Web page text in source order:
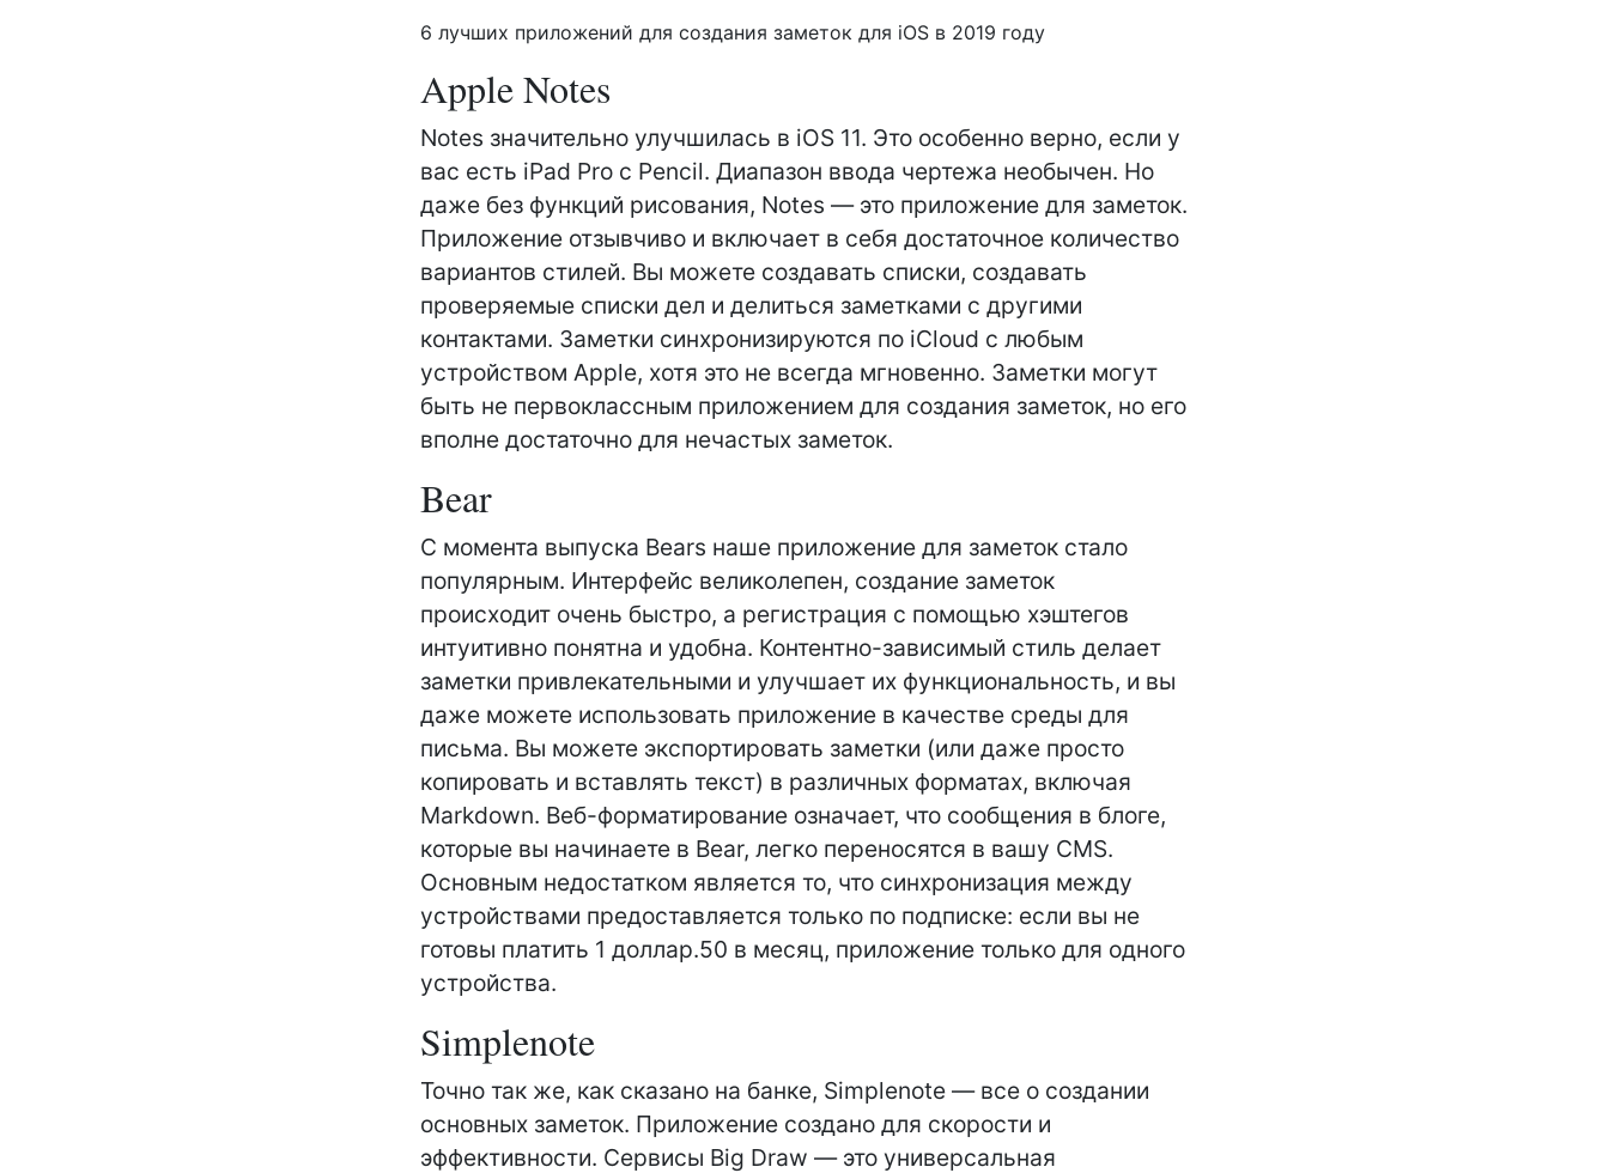
6 лучших приложений для создания заметок для iOS в 2019 году
Apple Notes
Notes значительно улучшилась в iOS 11. Это особенно верно, если у
вас есть iPad Pro с Pencil. Диапазон ввода чертежа необычен. Но
даже без функций рисования, Notes — это приложение для заметок.
Приложение отзывчиво и включает в себя достаточное количество
вариантов стилей. Вы можете создавать списки, создавать
проверяемые списки дел и делиться заметками с другими
контактами. Заметки синхронизируются по iCloud с любым
устройством Apple, хотя это не всегда мгновенно. Заметки могут
быть не первоклассным приложением для создания заметок, но его
вполне достаточно для нечастых заметок.
Bear
С момента выпуска Bears наше приложение для заметок стало
популярным. Интерфейс великолепен, создание заметок
происходит очень быстро, а регистрация с помощью хэштегов
интуитивно понятна и удобна. Контентно-зависимый стиль делает
заметки привлекательными и улучшает их функциональность, и вы
даже можете использовать приложение в качестве среды для
письма. Вы можете экспортировать заметки (или даже просто
копировать и вставлять текст) в различных форматах, включая
Markdown. Веб-форматирование означает, что сообщения в блоге,
которые вы начинаете в Bear, легко переносятся в вашу CMS.
Основным недостатком является то, что синхронизация между
устройствами предоставляется только по подписке: если вы не
готовы платить 1 доллар.50 в месяц, приложение только для одного
устройства.
Simplenote
Точно так же, как сказано на банке, Simplenote — все о создании
основных заметок. Приложение создано для скорости и
эффективности. Сервисы Big Draw — это универсальная